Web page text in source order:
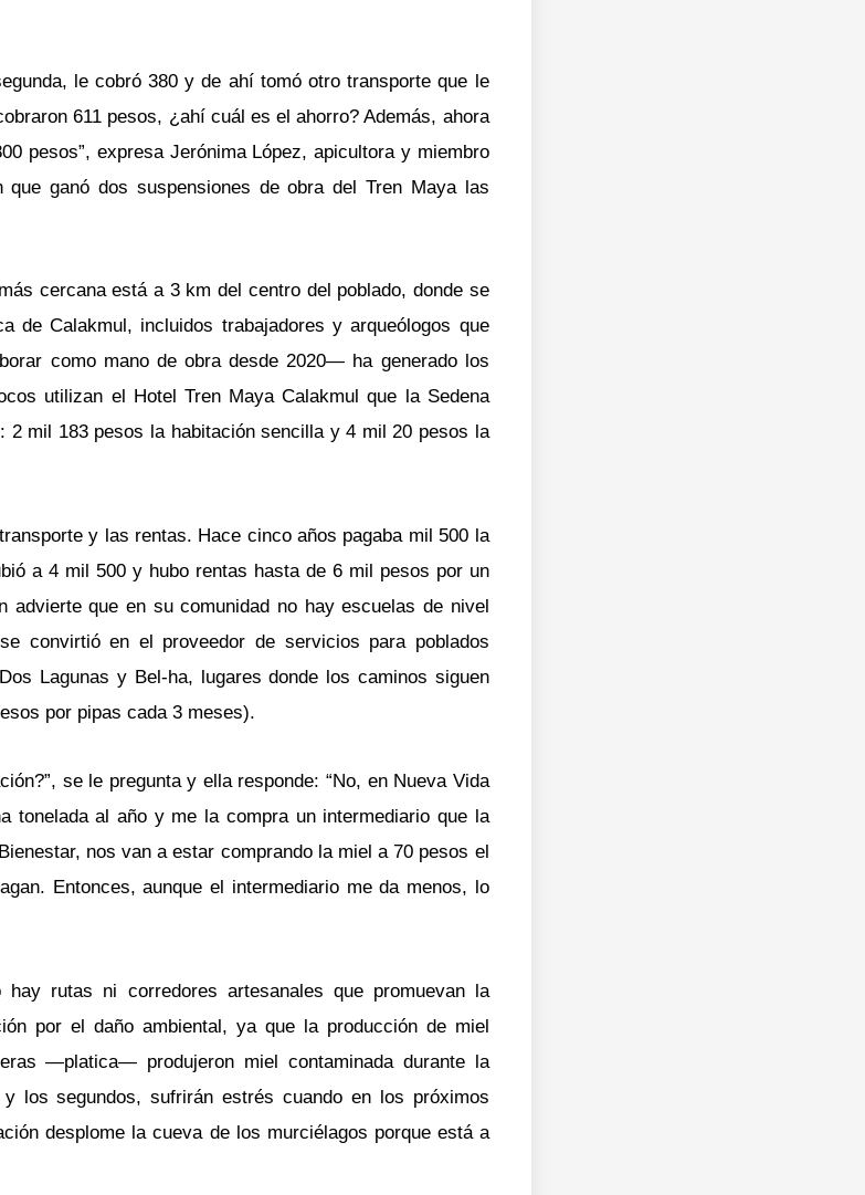
le cobró 380 y de ahí tomó otro transporte que le
611 pesos, ¿ahí cuál es el ahorro? Además, ahora
pesos”, expresa Jerónima López, apicultora y miembro
ganó dos suspensiones de obra del Tren Maya las
cercana está a 3 km del centro del poblado, donde se
de Calakmul, incluidos trabajadores y arqueólogos que
como mano de obra desde 2020— ha generado los
utilizan el Hotel Tren Maya Calakmul que la Sedena
mil 183 pesos la habitación sencilla y 4 mil 20 pesos la
y las rentas. Hace cinco años pagaba mil 500 la
a 4 mil 500 y hubo rentas hasta de 6 mil pesos por un
advierte que en su comunidad no hay escuelas de nivel
convirtió en el proveedor de servicios para poblados
Lagunas y Bel-ha, lugares donde los caminos siguen
por pipas cada 3 meses).
se le pregunta y ella responde: “No, en Nueva Vida
tonelada al año y me la compra un intermediario que la
nos van a estar comprando la miel a 70 pesos el
Entonces, aunque el intermediario me da menos, lo
rutas ni corredores artesanales que promuevan la
por el daño ambiental, ya que la producción de miel
—platica— produjeron miel contaminada durante la
los segundos, sufrirán estrés cuando en los próximos
desplome la cueva de los murciélagos porque está a